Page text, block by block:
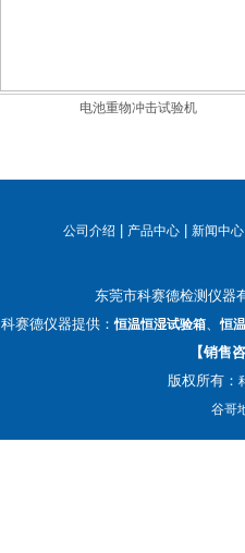
电池重物冲击试验机
公司介绍 | 产品中心 |新闻中心
东莞市科赛德检测仪
科赛德仪器提供：恒温恒湿试验箱 、恒
【销售
版权所有：
谷哥